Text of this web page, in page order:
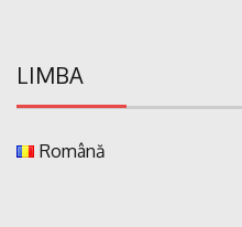
LIMBA
Română